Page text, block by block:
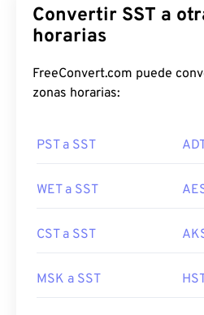
Convertir SST a
horarias
FreeConvert.com puede
zonas horarias:
PST a SST
WET a SST
CST a SST
MSK a SST